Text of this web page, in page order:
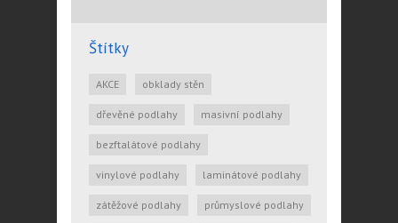
Štítky
AKCE obklady stěn
dřevěné podlahy masivní podlahy
bezftalátové podlahy
vinylové podlahy laminátové podlahy
zátěžové podlahy průmyslové podlahy